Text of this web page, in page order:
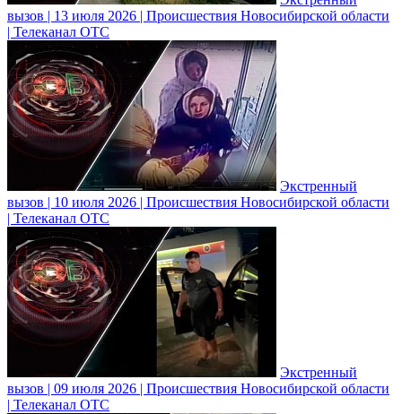
вызов | 13 июля 2026 | Происшествия Новосибирской области
| Телеканал ОТС
Экстренный
вызов | 10 июля 2026 | Происшествия Новосибирской области
| Телеканал ОТС
Экстренный
вызов | 09 июля 2026 | Происшествия Новосибирской области
| Телеканал ОТС